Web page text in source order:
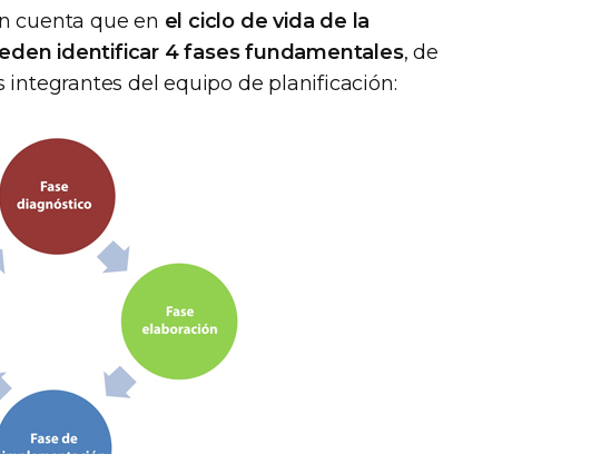
cuenta que en el ciclo de vida de la
identificar 4 fases fundamentales, de
integrantes del equipo de planificación: